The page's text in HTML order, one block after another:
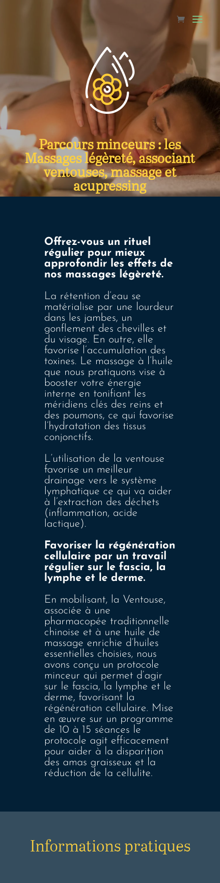
Parcours minceurs : les
Massages légèreté, associant
ventouses, massage et
acupressing
Offrez-vous un rituel
régulier pour mieux
approfondir les effets de
nos massages légèreté.
La rétention d’eau se
matérialise par une lourdeur
dans les jambes, un
gonflement des chevilles et
du visage. En outre, elle
favorise l’accumulation des
toxines. Le massage à l’huile
que nous pratiquons vise à
booster votre énergie
interne en tonifiant les
méridiens clés des reins et
des poumons, ce qui favorise
l’hydratation des tissus
conjonctifs.
L’utilisation de la ventouse
favorise un meilleur
drainage vers le système
lymphatique ce qui va aider
à l’extraction des déchets
(inflammation, acide
lactique).
Favoriser la régénération
cellulaire par un travail
régulier sur le fascia, la
lymphe et le derme.
En mobilisant, la Ventouse,
associée à une
pharmacopée traditionnelle
chinoise et à une huile de
massage enrichie d’huiles
essentielles choisies, nous
avons conçu un protocole
minceur qui permet d’agir
sur le fascia, la lymphe et le
derme, favorisant la
régénération cellulaire. Mise
en œuvre sur un programme
de 10 à 15 séances le
protocole agit efficacement
pour aider à la disparition
des amas graisseux et la
réduction de la cellulite.
Informations pratiques